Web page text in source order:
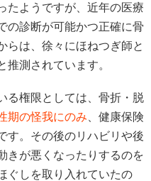
たようですが、近年の医療
の診断が可能かつ正確に骨
らは、徐々にほねつぎ師と
推測されています。
る権限としては、骨折・脱
期の怪我にのみ 、健康保険
す。その後のリハビリや後
きが悪くなったりするのを
ぐしを取り入れていたの